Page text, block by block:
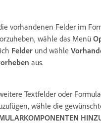
vorhandenen Felder im
wähle das Menü
Felder und wähle
aus.
Textfelder oder
wähle die